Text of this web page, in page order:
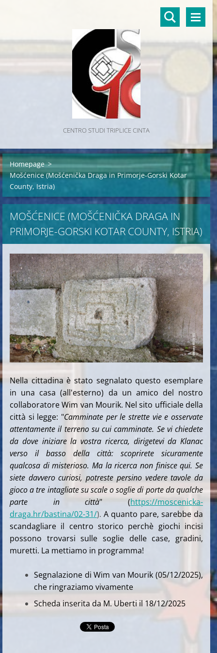
CENTRO STUDI TRIPLICE CINTA
Homepage >
Mošćenice (Mošćenička Draga in Primorje-Gorski Kotar
County, Istria)
MOŠĆENICE (MOŠĆENIČKA DRAGA IN
PRIMORJE-GORSKI KOTAR COUNTY, ISTRIA)
Nella cittadina è stato segnalato questo esemplare
in una casa (all'esterno) da un amico del nostro
collaboratore Wim van Mourik. Nel sito ufficiale della
città si legge: "Camminate per le strette vie e osservate
attentamente il terreno su cui camminate. Se vi chiedete
da dove iniziare la vostra ricerca, dirigetevi da Klanac
verso il basso della città: scoprirete sicuramente
qualcosa di misterioso.Ma la ricerca non finisce qui. Se
siete davvero curiosi, potreste persino vedere tavole da
gioco a tre intagliate su scale o soglie di porte da qualche
parte in città" (https://moscenicka-
draga.hr/bastina/02-31/).A quanto pare, sarebbe da
scandagliare il centro storico perchè giochi incisi
possono trovarsi sulle soglie delle case, gradini,
muretti. La mettiamo in programma!
Segnalazione di Wim van Mourik (05/12/2025),
che ringraziamo vivamente
Scheda inserita da M. Uberti il 18/12/2025